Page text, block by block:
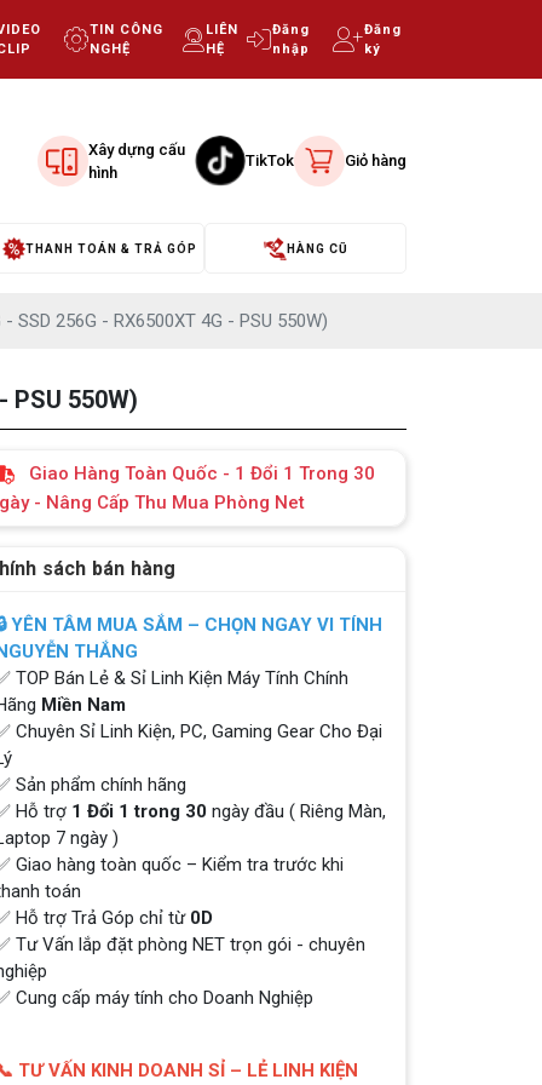
TIN CÔNG
NGHỆ
LIÊN
HỆ
Đăng
nhập
Đăng
ký
Xây dựng cấu
hình
TikTok Giỏ hàng
THANH TOÁN & TRẢ GÓP HÀNG CŨ
SSD 256G - RX6500XT 4G - PSU 550W)
PSU 550W)
Giao Hàng Toàn Quốc - 1 Đổi 1 Trong 30
- Nâng Cấp Thu Mua Phòng Net
sách bán hàng
YÊN TÂM MUA SẮM – CHỌN NGAY VI TÍNH
THẮNG
TOP Bán Lẻ & Sỉ Linh Kiện Máy Tính Chính
Miền Nam
Chuyên Sỉ Linh Kiện, PC, Gaming Gear Cho Đại
Sản phẩm chính hãng
Hỗ trợ 1 Đổi 1 trong 30 ngày đầu ( Riêng Màn,
7 ngày )
Giao hàng toàn quốc – Kiểm tra trước khi
toán
Hỗ trợ Trả Góp chỉ từ 0D
Tư Vấn lắp đặt phòng NET trọn gói - chuyên
Cung cấp máy tính cho Doanh Nghiệp
TƯ VẤN KINH DOANH SỈ – LẺ LINH KIỆN
QUÀ TẶNG TƯNG BỪNG -
CHÀO MỪNG NĂM MỚI